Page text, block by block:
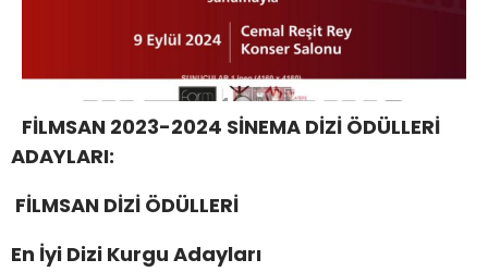
FİLMSAN 2023-2024 SİNEMA DİZİ ÖDÜLLERİ
ADAYLARI:
FİLMSAN DİZİ ÖDÜLLERİ
En İyi Dizi Kurgu Adayları